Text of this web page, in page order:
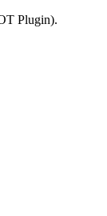
Plugin).